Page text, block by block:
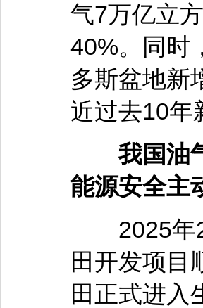
气7万亿立
40%。同时
多斯盆地新
近过去10年
我国油气
能源安全主
2025年2
田开发项目
田正式进入